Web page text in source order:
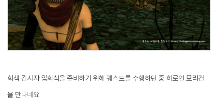
회색 감시자 입회식을 준비하기 위해 퀘스트를 수행하던 중 히로인 모리건
을 만나네요.